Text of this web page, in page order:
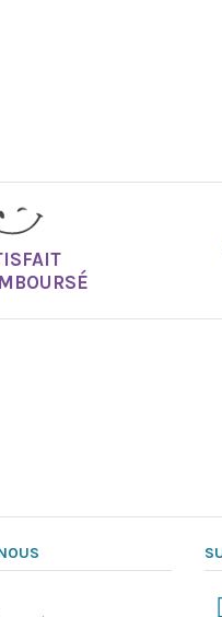
organique volatile -
et hôpitaux